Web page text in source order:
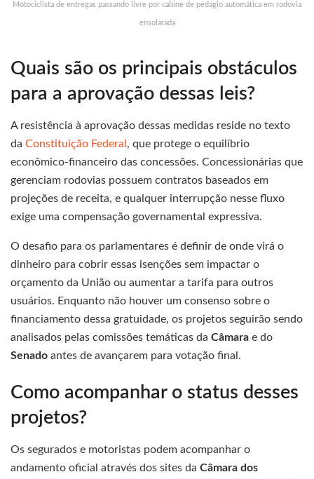
Motociclista de entregas passando livre por cabine de pedágio automática em rodovia
ensolarada
Quais são os principais obstáculos
para a aprovação dessas leis?
A resistência à aprovação dessas medidas reside no texto
da Constituição Federal , que protege o equilíbrio
econômico-financeiro das concessões. Concessionárias que
gerenciam rodovias possuem contratos baseados em
projeções de receita, e qualquer interrupção nesse fluxo
exige uma compensação governamental expressiva.
O desafio para os parlamentares é definir de onde virá o
dinheiro para cobrir essas isenções sem impactar o
orçamento da União ou aumentar a tarifa para outros
usuários. Enquanto não houver um consenso sobre o
financiamento dessa gratuidade, os projetos seguirão sendo
analisados pelas comissões temáticas da Câmara e do
Senado antes de avançarem para votação final.
Como acompanhar o status desses
projetos?
Os segurados e motoristas podem acompanhar o
andamento oficial através dos sites da Câmara dos